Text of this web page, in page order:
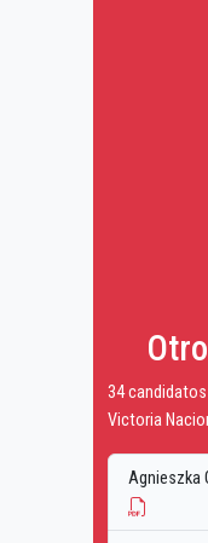
34
Victoria
Agnieszka